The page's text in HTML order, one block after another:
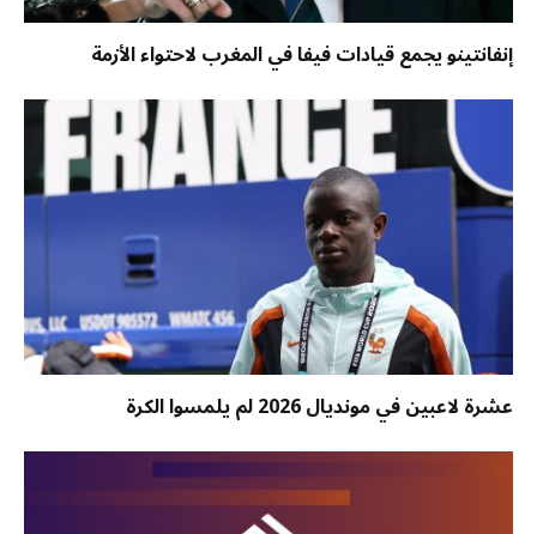
إنفانتينو يجمع قيادات فيفا في المغرب لاحتواء الأزمة
عشرة لاعبين في مونديال 2026 لم يلمسوا الكرة